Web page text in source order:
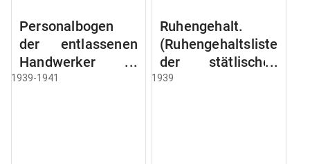
Personalbogen
der entlassenen
Handwerker u.
Arbeiter des
1939-1941
Ruhengehalt.
(Ruhengehaltsliste
der stätlischen
Beamten u.
1939